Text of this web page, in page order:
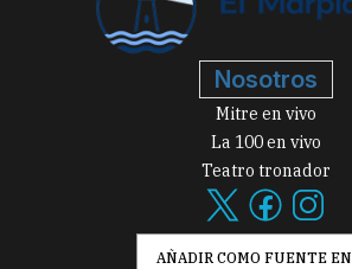
Nosotros
Mitre en vivo
La 100 en vivo
Teatro tronador
AÑADIR COMO FUENTE EN